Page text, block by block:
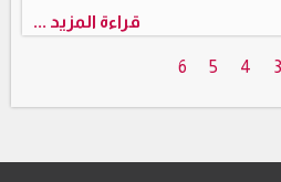
قراءة المزيد ...
3
4
5
6